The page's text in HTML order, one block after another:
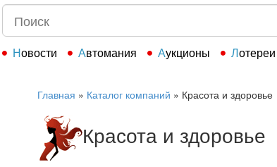
Новости Автомания Аукционы Лотереи
Главная » Каталог компаний » Красота и здоровье
Красота и здоровье